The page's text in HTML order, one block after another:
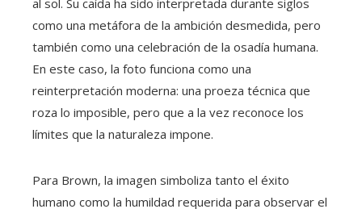
como una metáfora de la ambición desmedida, pero
también como una celebración de la osadía humana.
En este caso, la foto funciona como una
reinterpretación moderna: una proeza técnica que
roza lo imposible, pero que a la vez reconoce los
límites que la naturaleza impone.
Para Brown, la imagen simboliza tanto el éxito
humano como la humildad requerida para observar el